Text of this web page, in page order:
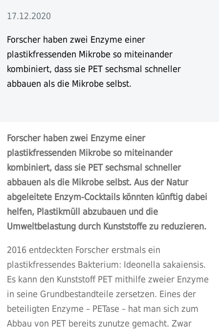
17.12.2020
Forscher haben zwei Enzyme einer
plastikfressenden Mikrobe so miteinander
kombiniert, dass sie PET sechsmal schneller
abbauen als die Mikrobe selbst.
Forscher haben zwei Enzyme einer
plastikfressenden Mikrobe so miteinander
kombiniert, dass sie PET sechsmal schneller
abbauen als die Mikrobe selbst. Aus der Natur
abgeleitete Enzym-Cocktails könnten künftig dabei
helfen, Plastikmüll abzubauen und die
Umweltbelastung durch Kunststoffe zu reduzieren.
2016 entdeckten Forscher erstmals ein
plastikfressendes Bakterium: Ideonella sakaiensis.
Es kann den Kunststoff PET mithilfe zweier Enzyme
in seine Grundbestandteile zersetzen. Eines der
beteiligten Enzyme – PETase – hat man sich zum
Abbau von PET bereits zunutze gemacht. Zwar